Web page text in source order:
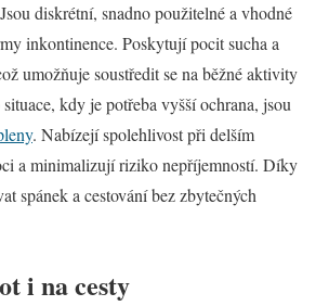
diskrétní, snadno použitelné a vhodné
inkontinence. Poskytují pocit sucha a
umožňuje soustředit se na běžné aktivity
kdy je potřeba vyšší ochrana, jsou
. Nabízejí spolehlivost při delším
a minimalizují riziko nepříjemností. Díky
spánek a cestování bez zbytečných
i na cesty